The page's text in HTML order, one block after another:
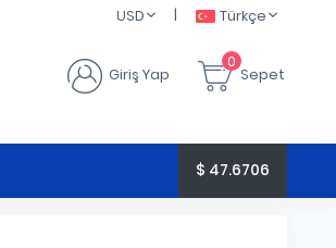
Türkçe
|
USD
Giriş Yap
0
Sepet
$ 47.6706